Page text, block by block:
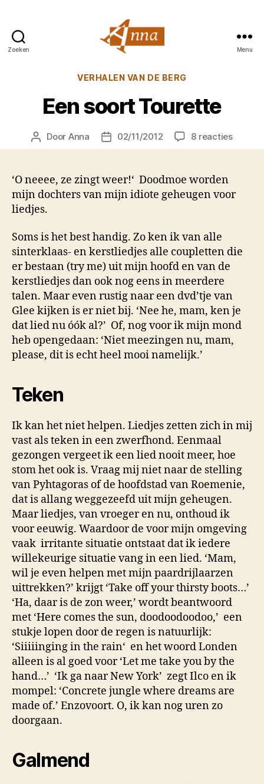
Zoeken
van
Menu
Categorieën
VERHALEN VAN DE BERG
Een soort Tourette
Berichtauteur
Door Anna Berichtdatum
02/11/2012 8 reactiesop
Een
‘O neeee, ze zingt weer!‘ Doodmoe worden
mijn dochters van mijn idiote geheugen voor
liedjes.
Soms is het best handig. Zo ken ik van alle
sinterklaas- en kerstliedjes alle coupletten die
er bestaan (try me) uit mijn hoofd en van de
kerstliedjes dan ook nog eens in meerdere
talen. Maar even rustig naar een dvd’tje van
Glee kijken is er niet bij. ‘Nee he, mam, ken je
dat lied nu óók al?’ Of, nog voor ik mijn mond
heb opengedaan: ‘Niet meezingen nu, mam,
please, dit is echt heel mooi namelijk.’
Teken
Ik kan het niet helpen. Liedjes zetten zich in mij
vast als teken in een zwerfhond. Eenmaal
gezongen vergeet ik een lied nooit meer, hoe
stom het ook is. Vraag mij niet naar de stelling
van Pyhtagoras of de hoofdstad van Roemenie,
dat is allang weggezeefd uit mijn geheugen.
Maar liedjes, van vroeger en nu, onthoud ik
voor eeuwig. Waardoor de voor mijn omgeving
vaak irritante situatie ontstaat dat ik iedere
willekeurige situatie vang in een lied. ‘Mam,
wil je even helpen met mijn paardrijlaarzen
uittrekken?’ krijgt ‘Take off your thirsty boots…’
‘Ha, daar is de zon weer,’ wordt beantwoord
met ‘Here comes the sun, doodoodoodoo,’ een
stukje lopen door de regen is natuurlijk:
‘Siiiiinging in the rain‘ en het woord Londen
alleen is al goed voor ‘Let me take you by the
hand…’ ‘Ik ga naar New York’ zegt Ilco en ik
mompel: ‘Concrete jungle where dreams are
made of.’ Enzovoort. O, ik kan nog uren zo
doorgaan.
Galmend